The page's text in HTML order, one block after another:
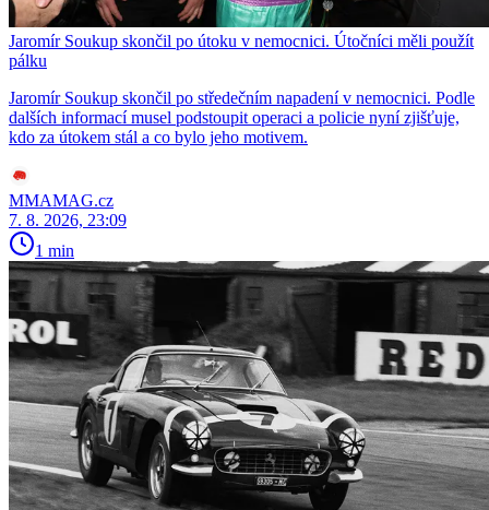
Jaromír Soukup skončil po útoku v nemocnici. Útočníci měli použít
pálku
Jaromír Soukup skončil po středečním napadení v nemocnici. Podle
dalších informací musel podstoupit operaci a policie nyní zjišťuje,
kdo za útokem stál a co bylo jeho motivem.
MMAMAG.cz
7. 8. 2026, 23:09
1 min